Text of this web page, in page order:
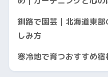
釧路で園芸｜北海道東
しみ方
寒冷地で育つおすすめ